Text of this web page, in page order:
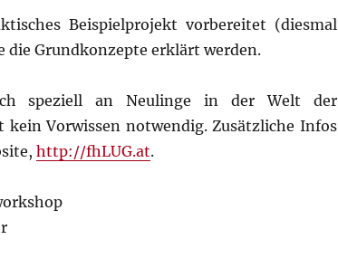
Beispielprojekt vorbereitet (diesmal
Grundkonzepte erklärt werden.
speziell an Neulinge in der Welt der
kein Vorwissen notwendig. Zusätzliche Infos
http://fhLUG.at.